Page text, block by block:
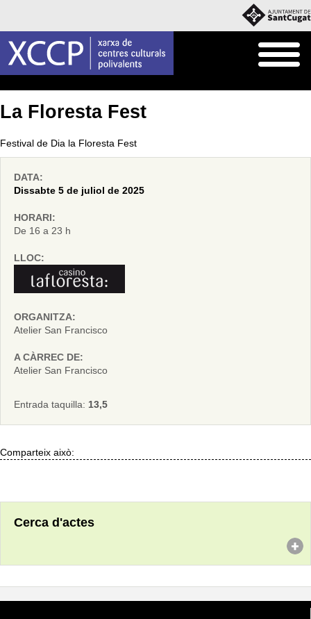
La Floresta Fest
Festival de Dia la Floresta Fest
DATA:
Dissabte 5 de juliol de 2025
HORARI:
De 16 a 23 h
LLOC:
ORGANITZA:
Atelier San Francisco
A CÀRREC DE:
Atelier San Francisco
Entrada taquilla: 13,5
Comparteix això:
Cerca d'actes